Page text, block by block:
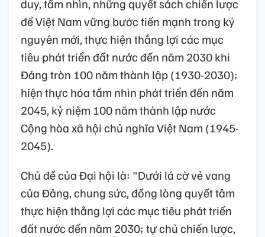
duy, tầm nhìn, những quyết sách chiến lược
để Việt Nam vững bước tiến mạnh trong kỷ
nguyên mới, thực hiện thắng lợi các mục
tiêu phát triển đất nước đến năm 2030 khi
Đảng tròn 100 năm thành lập (1930-2030);
hiện thực hóa tầm nhìn phát triển đến năm
2045, kỷ niệm 100 năm thành lập nước
Cộng hòa xã hội chủ nghĩa Việt Nam (1945-
2045).
Chủ đề của Đại hội là: "Dưới lá cờ vẻ vang
của Đảng, chung sức, đồng lòng quyết tâm
thực hiện thắng lợi các mục tiêu phát triển
đất nước đến năm 2030; tự chủ chiến lược,